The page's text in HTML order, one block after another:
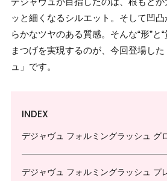
ッと細くなるシルエット。そして凹
らかなツヤのある質感。そんな“形”と
まつげを実現するのが、今回登場し
ュ」です。
INDEX
デジャヴュ フォルミングラッシュ グ
デジャヴュ フォルミングラッシュ プ